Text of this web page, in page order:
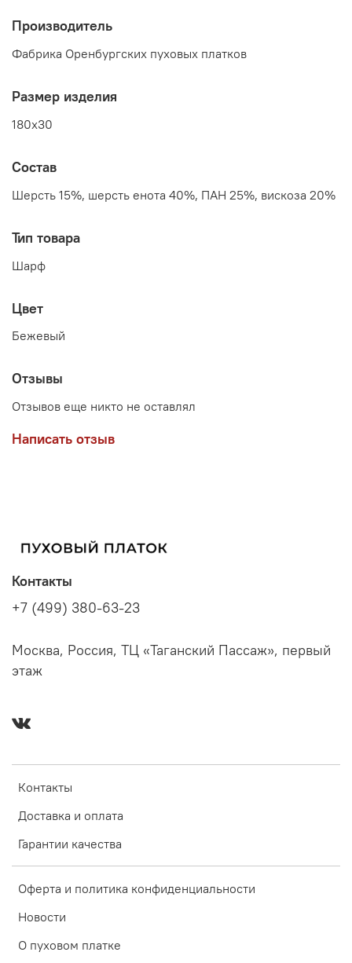
Производитель
Фабрика Оренбургских пуховых платков
Размер изделия
180x30
Состав
Шерсть 15%, шерсть енота 40%, ПАН 25%, вискоза 20%
Тип товара
Шарф
Цвет
Бежевый
Отзывы
Отзывов еще никто не оставлял
Написать отзыв
Контакты
Доставка и оплата
Гарантии качества
Оферта и политика конфиденциальности
Новости
О пуховом платке
Контакты
+7 (499) 380-63-23
Москва, Россия, ТЦ «Таганский Пассаж», первый
этаж